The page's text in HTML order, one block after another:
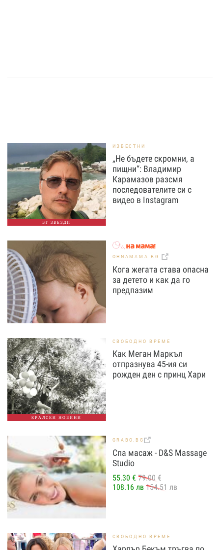
БГ ЗВЕЗДИ
ИЗВЕСТНИ
„Не бъдете скромни, а
пищни“: Владимир
Карамазов разсмя
последователите си с
видео в Instagram
OHNAMAMA.BG
Кога жегата става опасна
за детето и как да го
предпазим
КРАЛСКИ НОВИНИ
СВОБОДНО ВРЕМЕ
Как Меган Маркъл
отпразнува 45-ия си
рожден ден с принц Хари
GRABO.BG
Спа масаж - D&S Massage
Studio
55.30 € 79.00 €
108.16 лв 154.51 лв
СВОБОДНО ВРЕМЕ